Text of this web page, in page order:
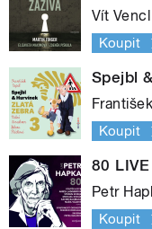
Vít Vencl
Koupit
Spejbl
Koupit
80 LIVE
Petr
Koupit